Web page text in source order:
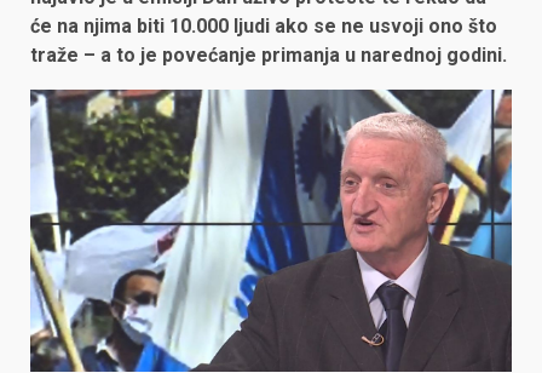
će na njima biti 10.000 ljudi ako se ne usvoji ono što
traže – a to je povećanje primanja u narednoj godini.